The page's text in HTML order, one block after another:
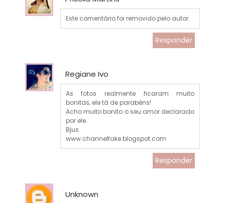
Este comentário foi removido pelo autor.
Responder
Regiane Ivo
As fotos realmente ficaram muito
bonitas, ele tá de parabéns!
Acho muito bonito o seu amor declarado
por ele.
Bjus
www.channelfake.blogspot.com
Responder
Unknown